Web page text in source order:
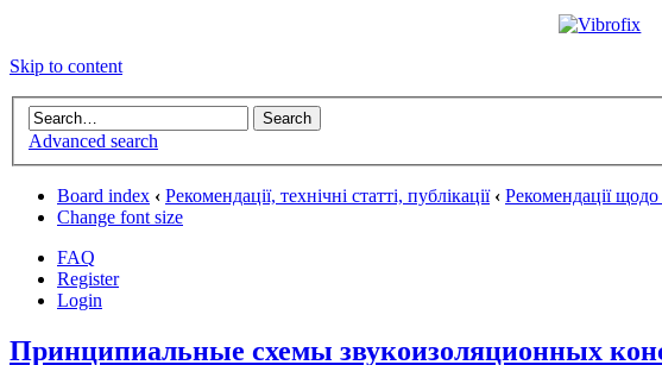
Skip to content
Advanced search
Board index ‹ Рекомендації, технічні статті, публікації ‹ Рекомендації щодо
Change font size
FAQ
Register
Login
Принципиальные схемы звукоизоляционных